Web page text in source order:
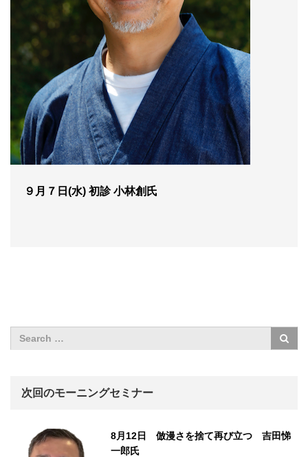
９月７日(水) 初診 小林創氏
次回のモーニングセミナー
8月12日 倣漫さを捨て再び立つ 吉田悌
一郎氏